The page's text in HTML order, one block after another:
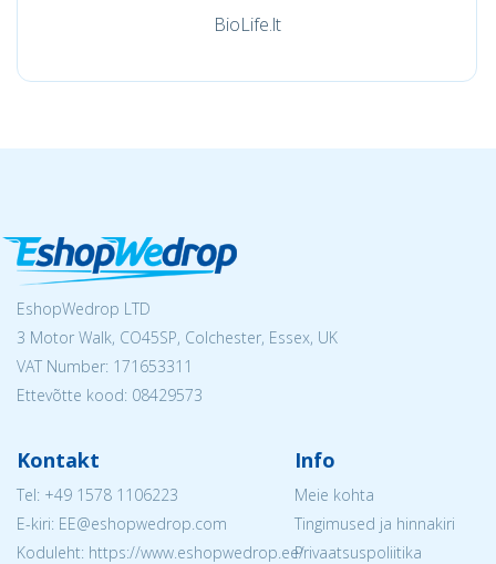
BioLife.lt
EshopWedrop LTD
3 Motor Walk, CO45SP, Colchester, Essex, UK
VAT Number: 171653311
Ettevõtte kood: 08429573
Kontakt
Tel: +49 1578 1106223
E-kiri: EE@eshopwedrop.com
Koduleht: https://www.eshopwedrop.ee/
Info
Meie kohta
Tingimused ja hinnakiri
Privaatsuspoliitika